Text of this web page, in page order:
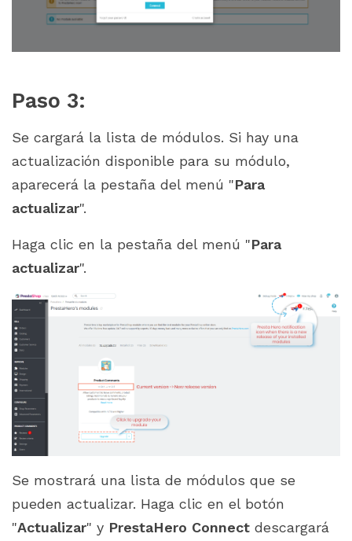
Paso 3:
Se cargará la lista de módulos. Si hay una
actualización disponible para su módulo,
aparecerá la pestaña del menú "Para
actualizar".
Haga clic en la pestaña del menú "Para
actualizar".
Se mostrará una lista de módulos que se
pueden actualizar. Haga clic en el botón
"Actualizar" y PrestaHero Connect descargará